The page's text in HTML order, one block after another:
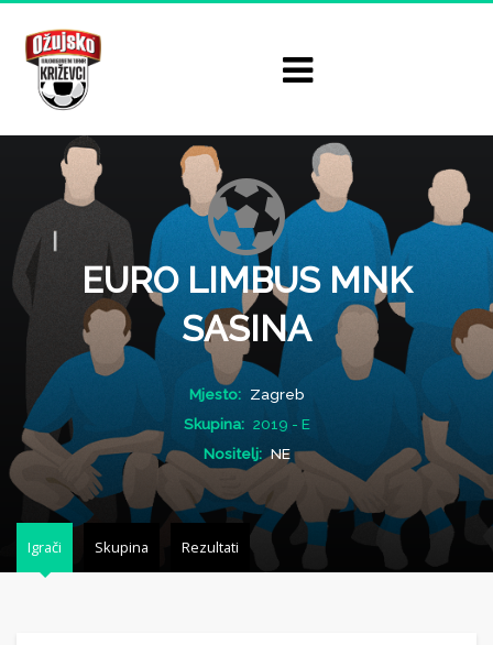
EURO LIMBUS MNK
SASINA
Mjesto: Zagreb
Skupina: 2019 - E
Nositelj: NE
Igrači Skupina Rezultati